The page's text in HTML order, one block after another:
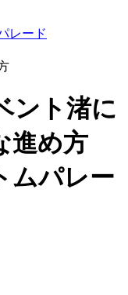
レード
ント渚に
進め方
ムパレー